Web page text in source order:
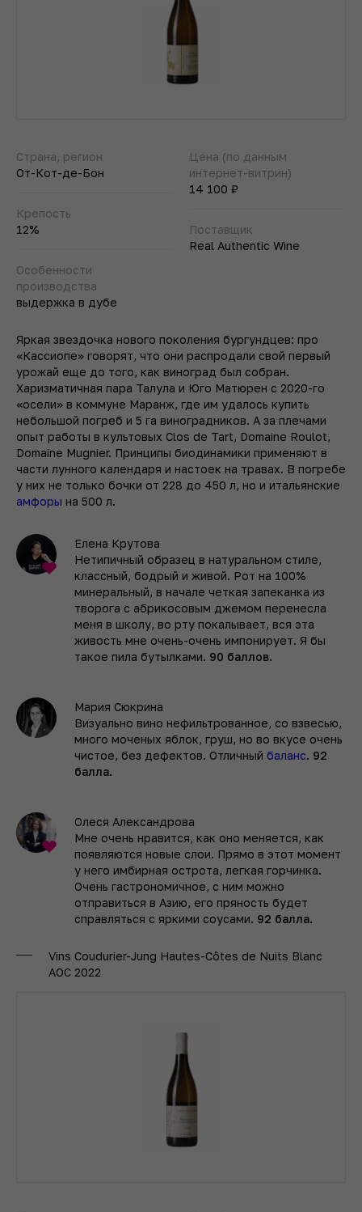
Страна, регион
От-Кот-де-Бон
Крепость
12%
Особенности
производства
выдержка в дубе
Цена (по данным
интернет-витрин)
14 100 ₽
Поставщик
Real Authentic Wine
Яркая звездочка нового поколения бургундцев: про
«Кассиопе» говорят, что они распродали свой первый
урожай еще до того, как виноград был собран.
Харизматичная пара Талула и Юго Матюрен с 2020-го
«осели» в коммуне Маранж, где им удалось купить
небольшой погреб и 5 га виноградников. А за плечами
опыт работы в культовых Clos de Tart, Domaine Roulot,
Domaine Mugnier. Принципы биодинамики применяют в
части лунного календаря и настоек на травах. В погребе
у них не только бочки от 228 до 450 л, но и итальянские
амфоры на 500 л.
Елена Крутова
Нетипичный образец в натуральном стиле,
классный, бодрый и живой. Рот на 100%
минеральный, в начале четкая запеканка из
творога с абрикосовым джемом перенесла
меня в школу, во рту покалывает, вся эта
живость мне очень-очень импонирует. Я бы
такое пила бутылками. 90 баллов.
Мария Сюкрина
Визуально вино нефильтрованное, со взвесью,
много моченых яблок, груш, но во вкусе очень
чистое, без дефектов. Отличный баланс. 92
балла.
Олеся Александрова
Мне очень нравится, как оно меняется, как
появляются новые слои. Прямо в этот момент
у него имбирная острота, легкая горчинка.
Очень гастрономичное, с ним можно
отправиться в Азию, его пряность будет
справляться с яркими соусами. 92 балла.
Vins Coudurier-Jung Hautes-Côtes de Nuits Blanc
AOC 2022